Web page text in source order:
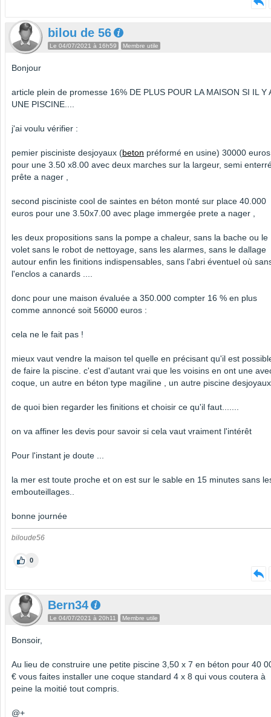
bilou de 56
Le 04/07/2021 à 16h59 Membre utile
Bonjour
article plein de promesse 16% DE PLUS POUR LA MAISON SI IL Y
UNE PISCINE....
j'ai voulu vérifier :
pemier pisciniste desjoyaux (beton préformé en usine) 30000 euros
pour une 3.50 x8.00 avec deux marches sur la largeur, semi
prête a nager ,
second pisciniste cool de saintes en béton monté sur place 40.000
euros pour une 3.50x7.00 avec plage immergée prete a nager ,
les deux propositions sans la pompe a chaleur, sans la bache ou le
volet sans le robot de nettoyage, sans les alarmes, sans le dallage
autour enfin les finitions indispensables, sans l'abri éventuel où
l'enclos a canards ....
donc pour une maison évaluée a 350.000 compter 16 % en plus
comme annoncé soit 56000 euros :
cela ne le fait pas !
mieux vaut vendre la maison tel quelle en précisant qu'il est
de faire la piscine. c'est d'autant vrai que les voisins en ont une
coque, un autre en béton type magiline , un autre piscine desjoyaux
de quoi bien regarder les finitions et choisir ce qu'il faut.......
on va affiner les devis pour savoir si cela vaut vraiment l'intérêt
Pour l'instant je doute ...
la mer est toute proche et on est sur le sable en 15 minutes sans
embouteillages..
bonne journée
biloude56
0
Bern34
Le 04/07/2021 à 20h11 Membre utile
Bonsoir,
Au lieu de construire une petite piscine 3,50 x 7 en béton pour 40
€ vous faites installer une coque standard 4 x 8 qui vous coutera à
peine la moitié tout compris.
@+